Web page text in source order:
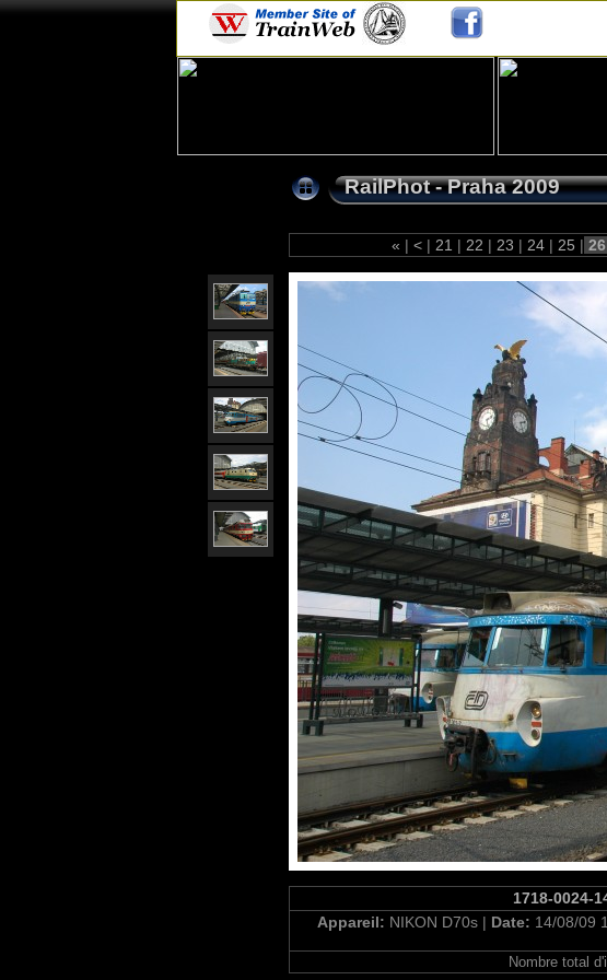
RailPhot - Praha 2009
« | < | 21 | 22 | 23 | 24 | 25 | 26
1718-0024-
Appareil: NIKON D70s | Date: 14/08/09
Nombre total